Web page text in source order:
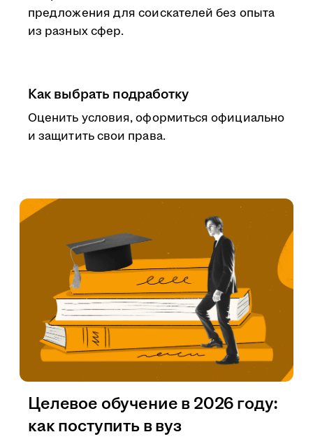
предложения для соискателей без опыта
из разных сфер.
Как выбрать подработку
Оценить условия, оформиться официально
и защитить свои права.
Целевое обучение в 2026 году:
как поступить в вуз